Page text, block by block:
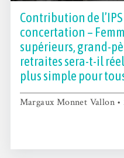
Contribution de
concertation –
supérieurs, grand-
retraites sera-t-il
plus simple pour
Margaux Monnet Vallon •